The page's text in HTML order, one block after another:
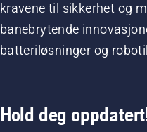
kravene til sikkerhet og
banebrytende
batteriløsninger og
Hold deg